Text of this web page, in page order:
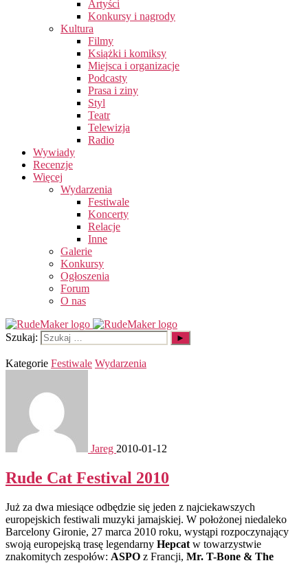
Artyści
Konkursy i nagrody
Kultura
Filmy
Książki i komiksy
Miejsca i organizacje
Podcasty
Prasa i ziny
Styl
Teatr
Telewizja
Radio
Wywiady
Recenzje
Więcej
Wydarzenia
Festiwale
Koncerty
Relacje
Inne
Galerie
Konkursy
Ogłoszenia
Forum
O nas
Szukaj:
Kategorie Festiwale Wydarzenia
Jareg 2010-01-12
Rude Cat Festival 2010
Już za dwa miesiące odbędzie się jeden z najciekawszych
europejskich festiwali muzyki jamajskiej. W położonej niedaleko
Barcelony Gironie, 27 marca 2010 roku, wystąpi rozpoczynający
swoją europejską trasę legendarny Hepcat w towarzystwie
znakomitych zespołów: ASPO z Francji, Mr. T-Bone & The